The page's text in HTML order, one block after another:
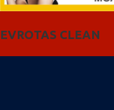
EVROTAS CLEAN